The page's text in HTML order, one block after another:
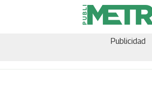
Publicidad